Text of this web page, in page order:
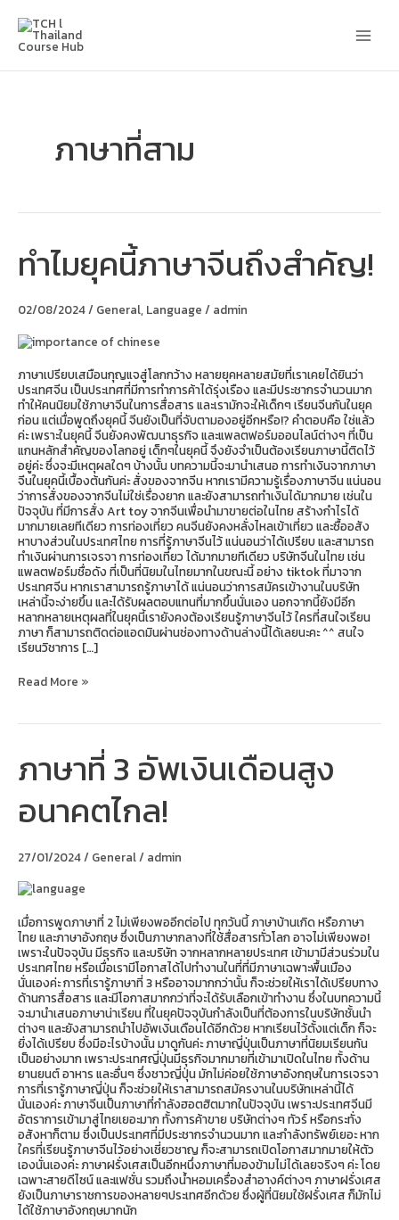
content
ภาษาที่สาม
ทำไมยุคนี้ภาษาจีนถึงสำคัญ!
02/08/2024/ General, Language / admin
ภาษาเปรียบเสมือนกุญแจสู่โลกกว้าง หลายยุคหลายสมัยที่เราเคยได้ยินว่า
ประเทศจีน เป็นประเทศที่มีการทำการค้าได้รุ่งเรือง และมีประชากรจำนวนมาก
ทำให้คนนิยมใช้ภาษาจีนในการสื่อสาร และเรามักจะให้เด็กๆ เรียนจีนกันในยุค
ก่อน แต่เมื่อพูดถึงยุคนี้ จีนยังเป็นที่จับตามองอยู่อีกหรือ!? คำตอบคือ ใช่แล้ว
ค่ะ เพราะในยุคนี้ จีนยังคงพัฒนาธุรกิจ และแพลตฟอร์มออนไลน์ต่างๆ ที่เป็น
แกนหลักสำคัญของโลกอยู่ เด็กๆในยุคนี้ จึงยังจำเป็นต้องเรียนภาษานี้ติดไว้
อยู่ค่ะ ซึ่งจะมีเหตุผลใดๆ บ้างนั้น บทความนี้จะมานำเสนอ การทำเงินจากภาษา
จีนในยุคนี้เบื้องต้นกันค่ะ สั่งของจากจีน หากเรามีความรู้เรื่องภาษาจีน แน่นอน
ว่าการสั่งของจากจีนไม่ใช่เรื่องยาก และยังสามารถทำเงินได้มากมาย เช่นใน
ปัจจุบัน ที่มีการสั่ง Art toy จากจีนเพื่อนำมาขายต่อในไทย สร้างกำไรได้
มากมายเลยทีเดียว การท่องเที่ยว คนจีนยังคงหลั่งไหลเข้าเที่ยว และซื้ออสัง
หาบางส่วนในประเทศไทย การที่รู้ภาษาจีนไว้ แน่นอนว่าได้เปรียบ และสามารถ
ทำเงินผ่านการเจรจา การท่องเที่ยว ได้มากมายทีเดียว บริษัทจีนในไทย เช่น
แพลตฟอร์มชื่อดัง ที่เป็นที่นิยมในไทยมากในขณะนี้ อย่าง tiktok ที่มาจาก
ประเทศจีน หากเราสามารถรู้ภาษาได้ แน่นอนว่าการสมัครเข้างานในบริษัท
เหล่านี้จะง่ายขึ้น และได้รับผลตอบแทนที่มากขึ้นนั่นเอง นอกจากนี้ยังมีอีก
หลากหลายเหตุผลที่ในยุคนี้เรายังคงต้องเรียนรู้ภาษาจีนไว้ ใครที่สนใจเรียน
ภาษา ก็สามารถติดต่อแอดมินผ่านช่องทางด้านล่างนี้ได้เลยนะคะ ^^ สนใจ
เรียนวิชาการ […]
ทำไม
ยุค
นี้
จีน
สำคัญ!
Read More »
ภาษาที่ 3 อัพเงินเดือนสูง
อนาคตไกล!
27/01/2024/ General/ admin
เมื่อการพูดภาษาที่ 2 ไม่เพียงพออีกต่อไป ทุกวันนี้ ภาษาบ้านเกิด หรือภาษา
ไทย และภาษาอังกฤษ ซึ่งเป็นภาษากลางที่ใช้สื่อสารทั่วโลก อาจไม่เพียงพอ!
เพราะในปัจจุบัน มีธุรกิจ และบริษัท จากหลากหลายประเทศ เข้ามามีส่วนร่วมใน
ประเทศไทย หรือเมื่อเรามีโอกาสได้ไปทำงานในที่ที่มีภาษาเฉพาะพื้นเมือง
นั่นเองค่ะ การที่เรารู้ภาษาที่ 3 หรืออาจมากกว่านั้น ก็จะช่วยให้เราได้เปรียบทาง
ด้านการสื่อสาร และมีโอกาสมากกว่าที่จะได้รับเลือกเข้าทำงาน ซึ่งในบทความนี้
จะมานำเสนอภาษาน่าเรียน ที่ในยุคปัจจุบันกำลังเป็นที่ต้องการในบริษัทชั้นนำ
ต่างๆ และยังสามารถนำไปอัพเงินเดือนได้อีกด้วย หากเรียนไว้ตั้งแต่เด็ก ก็จะ
ยิ่งได้เปรียบ ซึ่งมีอะไรบ้างนั้น มาดูกันค่ะ ภาษาญี่ปุ่นเป็นภาษาที่นิยมเรียนกัน
เป็นอย่างมาก เพราะประเทศญี่ปุ่นมีธุรกิจมากมายที่เข้ามาเปิดในไทย ทั้งด้าน
ยานยนต์ อาหาร และอื่นๆ ซึ่งชาวญี่ปุ่น มักไม่ค่อยใช้ภาษาอังกฤษในการเจรจา
การที่เรารู้ภาษาญี่ปุ่น ก็จะช่วยให้เราสามารถสมัครงานในบริษัทเหล่านี้ได้
นั่นเองค่ะ ภาษาจีนเป็นภาษาที่กำลังฮอตฮิตมากในปัจจุบัน เพราะประเทศจีนมี
อัตราการเข้ามาสู่ไทยเยอะมาก ทั้งการค้าขาย บริษัทต่างๆ ทัวร์ หรือกระทั่ง
อสังหาก็ตาม ซึ่งเป็นประเทศที่มีประชากรจำนวนมาก และกำลังทรัพย์เยอะ หาก
ใครที่เรียนรู้ภาษาจีนไว้อย่างเชี่ยวชาญ ก็จะสามารถเปิดโอกาสมากมายให้ตัว
เองนั่นเองค่ะ ภาษาฝรั่งเศสเป็นอีกหนึ่งภาษาที่มองข้ามไม่ได้เลยจริงๆ ค่ะ โดย
เฉพาะสายดีไซน์ และแฟชั่น รวมถึงน้ำหอมเครื่องสำอางค์ต่างๆ ภาษาฝรั่งเศส
ยังเป็นภาษาราชการของหลายๆประเทศอีกด้วย ซึ่งผู้ที่นิยมใช้ฝรั่งเศส ก็มักไม่
ได้ใช้ภาษาอังกฤษมากนัก
ที่
3
อัพ
เงิน
อนาคต